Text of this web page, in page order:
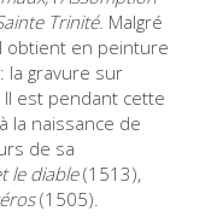
Trinité. Malgré
obtient en peinture
la gravure sur
Il est pendant cette
la naissance de
de sa
le diable(1513),
(1505).